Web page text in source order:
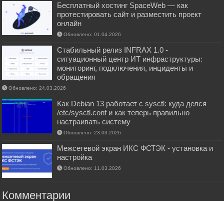
Бесплатный хостинг SpaceWeb — как
протестировать сайт и разместить проект
онлайн
Обновлено: 01.04.2026
Стабильный релиз INFRAX 1.0 -
ситуационный центр ИТ инфраструктуры:
мониторинг, подключения, инциденты и
обращения
Обновлено: 24.03.2026
Как Debian 13 работает с sysctl: куда делся
/etc/sysctl.conf и как теперь правильно
настраивать систему
Обновлено: 23.03.2026
Межсетевой экран ИКС ФСТЭК - установка и
настройка
Обновлено: 11.03.2026
Комментарии